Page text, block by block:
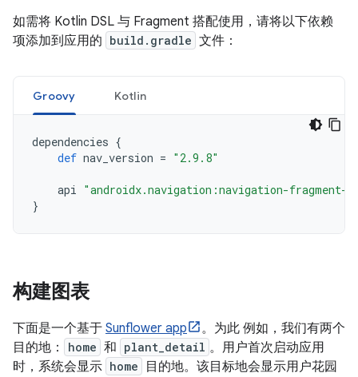
如需将 Kotlin DSL 与 Fragment 搭配使用，请将以下依赖
项添加到应用的 build.gradle 文件：
Groovy Kotlin
dependencies {
def nav_version = "2.9.8"
api "androidx.navigation:navigation-fragment-
}
构建图表
下面是一个基于 Sunflower app
。为此 例如，我们有两个
目的地：
home 和 plant_detail 。用户首次启动应用
时，系统会显示 home
目的地。该目标地会显示用户花园